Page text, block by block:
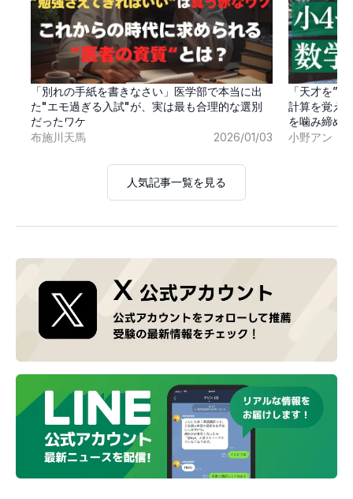
「別れの手紙を書きなさい」医学部で本当に出
た"エモ過ぎる入試"が、実は最も合理的な選別
だったワケ
布施川天馬
2026/01/03
「天才を”
計算を覚え
を噛み締め
小野アン
人気記事一覧を見る